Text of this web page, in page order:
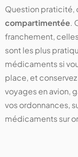
Question praticité,
compartimentée.
franchement,
sont les plus
médicaments si
place, et
voyages en avion,
vos ordonnances,
médicaments sur